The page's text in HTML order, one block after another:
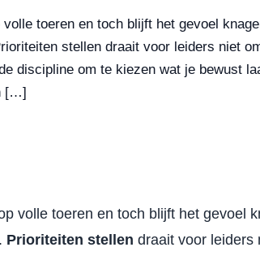
toeren en toch blijft het gevoel
stellen draait voor leiders niet
discipline om te kiezen wat je bewust
[…]
volle toeren en toch blijft het gevoel
Prioriteiten stellen draait voor leiders